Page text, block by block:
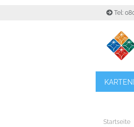
Tel:
Startseite